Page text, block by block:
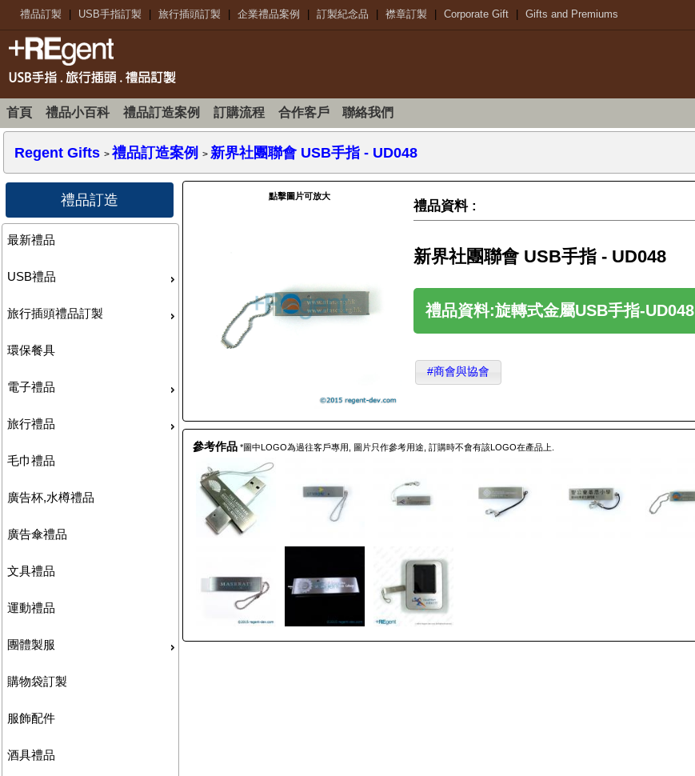
禮品訂製 USB手指訂製 旅行插頭訂製 企業禮品案例 訂製紀念品 襟章訂製 Corporate Gift Gifts and Premiums
首頁 禮品小百科 禮品訂造案例 訂購流程 合作客戶 聯絡我們
Regent Gifts >禮品訂造案例 >新界社團聯會 USB手指 - UD048
禮品訂造
最新禮品
USB禮品
旅行插頭禮品訂製
環保餐具
電子禮品
旅行禮品
毛巾禮品
廣告杯,水樽禮品
廣告傘禮品
文具禮品
運動禮品
團體製服
購物袋訂製
服飾配件
酒具禮品
點擊圖片可放大
禮品資料 :
新界社團聯會 USB手指 - UD048
禮品資料:旋轉式金屬USB手指-UD048
#商會與協會
參考作品 *圖中LOGO為過往客戶專用, 圖片只作參考用途, 訂購時不會有該LOGO在產品上.